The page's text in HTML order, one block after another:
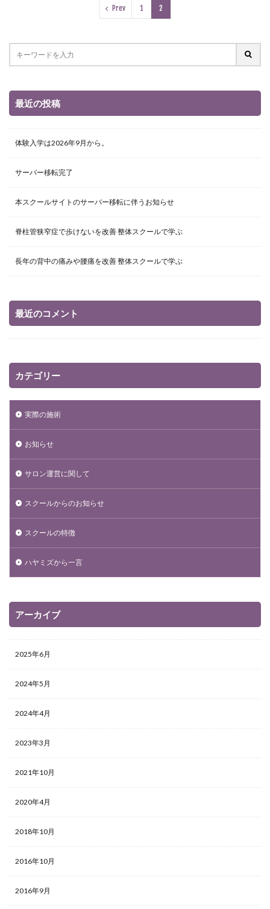
Prev 1 2
最近の投稿
体験入学は2026年9月から。
サーバー移転完了
本スクールサイトのサーバー移転に伴うお知らせ
脊柱管狭窄症で歩けないを改善 整体スクールで学ぶ
長年の背中の痛みや腰痛を改善 整体スクールで学ぶ
最近のコメント
カテゴリー
実際の施術
お知らせ
サロン運営に関して
スクールからのお知らせ
スクールの特徴
ハヤミズから一言
アーカイブ
2025年6月
2024年5月
2024年4月
2023年3月
2021年10月
2020年4月
2018年10月
2016年10月
2016年9月